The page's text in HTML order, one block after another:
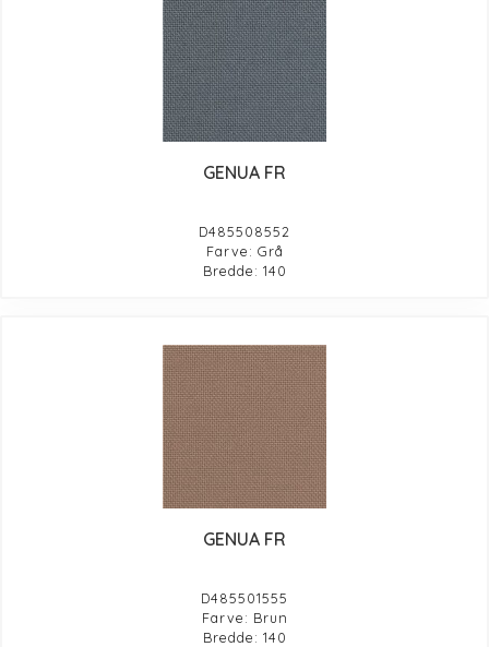
GENUA FR
D485508552
Farve: Grå
Bredde: 140
GENUA FR
D485501555
Farve: Brun
Bredde: 140